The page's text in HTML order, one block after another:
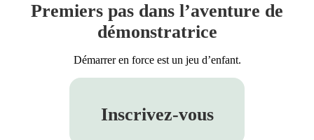
Premiers pas dans l’aventure de
démonstratrice
Démarrer en force est un jeu d’enfant.
Inscrivez-vous